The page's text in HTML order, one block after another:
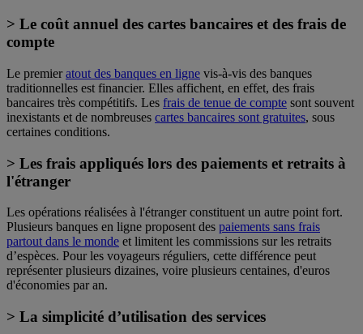
> Le coût annuel des cartes bancaires et des frais de
compte
Le premieratout des banques en ligne vis-à-vis des banques
traditionnelles est financier. Elles affichent, en effet, des frais
bancaires très compétitifs. Les frais de tenue de compte sont souvent
inexistants et de nombreuses cartes bancaires sont gratuites, sous
certaines conditions.
> Les frais appliqués lors des paiements et retraits à
l'étranger
Les opérations réalisées à l'étranger constituent un autre point fort.
Plusieurs banques en ligne proposent des paiements sans frais
partout dans le monde et limitent les commissions sur les retraits
d’espèces. Pour les voyageurs réguliers, cette différence peut
représenter plusieurs dizaines, voire plusieurs centaines, d'euros
d'économies par an.
> La simplicité d’utilisation des services